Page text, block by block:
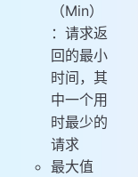
（Min）
：请求返
回的最小
时间，其
中一个用
时最少的
请求
最大值